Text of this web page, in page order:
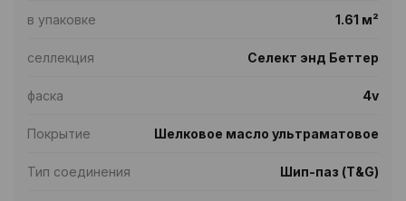
в упаковке 1.61 м²
селлекция Селект энд Беттер
фаска 4v
Покрытие Шелковое масло ультраматовое
Тип соединения Шип-паз (T&G)